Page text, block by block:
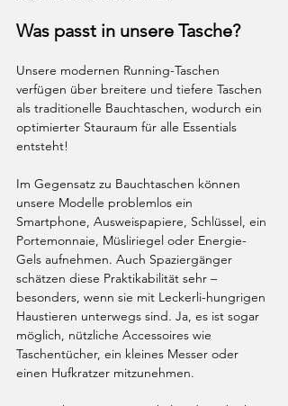
Was passt in unsere Tasche?
Unsere modernen Running-Taschen
verfügen über breitere und tiefere Taschen
als traditionelle Bauchtaschen, wodurch ein
optimierter Stauraum für alle Essentials
entsteht!
Im Gegensatz zu Bauchtaschen können
unsere Modelle problemlos ein
Smartphone, Ausweispapiere, Schlüssel, ein
Portemonnaie, Müsliriegel oder Energie-
Gels aufnehmen. Auch Spaziergänger
schätzen diese Praktikabilität sehr –
besonders, wenn sie mit Leckerli-hungrigen
Haustieren unterwegs sind. Ja, es ist sogar
möglich, nützliche Accessoires wie
Taschentücher, ein kleines Messer oder
einen Hufkratzer mitzunehmen.